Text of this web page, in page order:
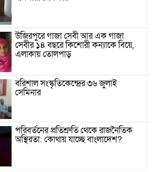
উজিরপুরে গাজা সেবী আর এক গাজা
সেবীর ১৪ বছরে কিশোরী কন্যাকে বিয়ে,
এলাকায় তোলপাড়
বরিশাল সংস্কৃতিকেন্দ্রের ৩৬ জুলাই
সেমিনার
পরিবর্তনের প্রতিশ্রুতি থেকে রাজনৈতিক
অস্থিরতা: কোথায় যাচ্ছে বাংলাদেশ?